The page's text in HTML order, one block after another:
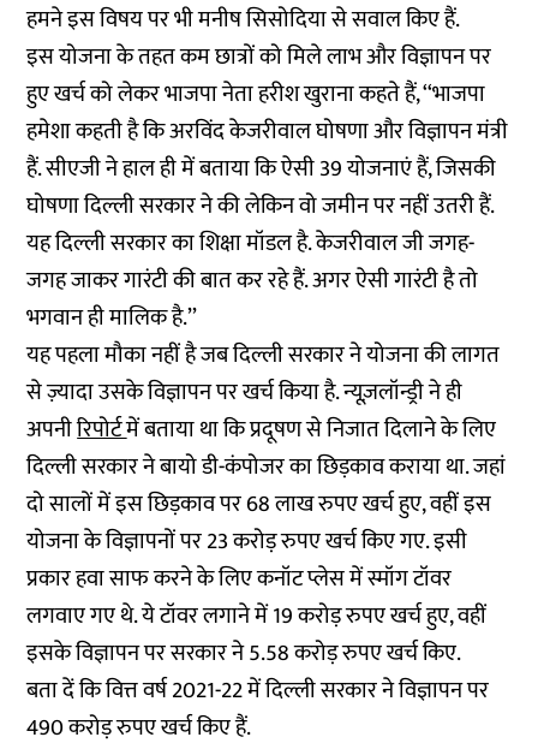
हमने इस विषय पर भी मनीष सिसोदिया से सवाल किए हैं.
इस योजना के तहत कम छात्रों को मिले लाभ और विज्ञापन पर
हुए खर्च को लेकर भाजपा नेता हरीश खुराना कहते हैं, ‘‘भाजपा
हमेशा कहती है कि अरविंद केजरीवाल घोषणा और विज्ञापन मंत्री
हैं. सीएजी ने हाल ही में बताया कि ऐसी 39 योजनाएं हैं, जिसकी
घोषणा दिल्ली सरकार ने की लेकिन वो जमीन पर नहीं उतरी हैं.
यह दिल्ली सरकार का शिक्षा मॉडल है. केजरीवाल जी जगह-
जगह जाकर गारंटी की बात कर रहे हैं. अगर ऐसी गारंटी है तो
भगवान ही मालिक है.’’
यह पहला मौका नहीं है जब दिल्ली सरकार ने योजना की लागत
से ज़्यादा उसके विज्ञापन पर खर्च किया है. न्यूज़लॉन्ड्री ने ही
अपनीरिपोर्टमें बताया था कि प्रदूषण से निजात दिलाने के लिए
दिल्ली सरकार ने बायो डी-कंपोजर का छिड़काव कराया था. जहां
दो सालों में इस छिड़काव पर 68 लाख रुपए खर्च हुए, वहीं इस
योजना के विज्ञापनों पर 23 करोड़ रुपए खर्च किए गए. इसी
प्रकार हवा साफ करने के लिए कनॉट प्लेस में स्मॉग टॉवर
लगवाएगए थे. ये टॉवर लगाने में 19 करोड़ रुपए खर्च हुए, वहीं
इसके विज्ञापन पर सरकार ने 5.58 करोड़ रुपए खर्च किए.
बता दें कि वित्त वर्ष 2021-22 में दिल्ली सरकार ने विज्ञापन पर
490 करोड़ रुपए खर्च किए हैं.